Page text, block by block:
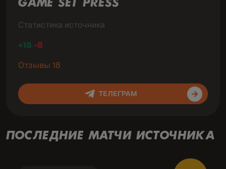
GAME SET PRESS
Статистика источника
+18 -8
Отзывы 18
ТЕЛЕГРАМ
ПОСЛЕДНИЕ МАТЧИ ИСТОЧНИКА